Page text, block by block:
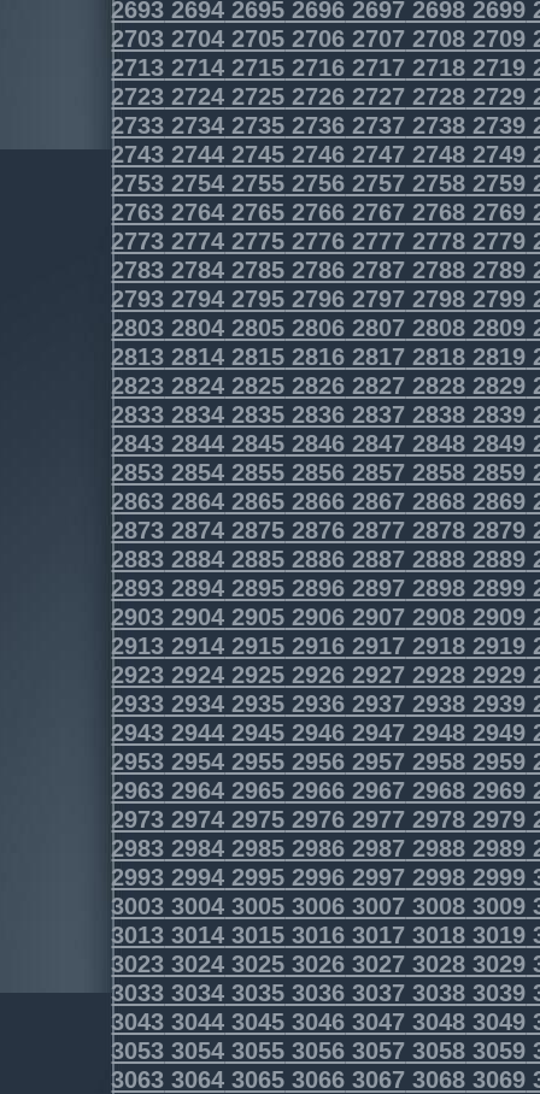
2693 2694 2695 2696 2697 2698 2699
2703 2704 2705 2706 2707 2708 2709
2713 2714 2715 2716 2717 2718 2719
2723 2724 2725 2726 2727 2728 2729
2733 2734 2735 2736 2737 2738 2739
2743 2744 2745 2746 2747 2748 2749
2753 2754 2755 2756 2757 2758 2759
2763 2764 2765 2766 2767 2768 2769
2773 2774 2775 2776 2777 2778 2779
2783 2784 2785 2786 2787 2788 2789
2793 2794 2795 2796 2797 2798 2799
2803 2804 2805 2806 2807 2808 2809
2813 2814 2815 2816 2817 2818 2819
2823 2824 2825 2826 2827 2828 2829
2833 2834 2835 2836 2837 2838 2839
2843 2844 2845 2846 2847 2848 2849
2853 2854 2855 2856 2857 2858 2859
2863 2864 2865 2866 2867 2868 2869
2873 2874 2875 2876 2877 2878 2879
2883 2884 2885 2886 2887 2888 2889
2893 2894 2895 2896 2897 2898 2899
2903 2904 2905 2906 2907 2908 2909
2913 2914 2915 2916 2917 2918 2919
2923 2924 2925 2926 2927 2928 2929
2933 2934 2935 2936 2937 2938 2939
2943 2944 2945 2946 2947 2948 2949
2953 2954 2955 2956 2957 2958 2959
2963 2964 2965 2966 2967 2968 2969
2973 2974 2975 2976 2977 2978 2979
2983 2984 2985 2986 2987 2988 2989
2993 2994 2995 2996 2997 2998 2999
3003 3004 3005 3006 3007 3008 3009
3013 3014 3015 3016 3017 3018 3019
3023 3024 3025 3026 3027 3028 3029
3033 3034 3035 3036 3037 3038 3039
3043 3044 3045 3046 3047 3048 3049
3053 3054 3055 3056 3057 3058 3059
3063 3064 3065 3066 3067 3068 3069